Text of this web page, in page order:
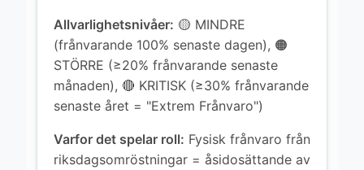
Allvarlighetsnivåer: 🟡 MINDRE
(frånvarande 100% senaste dagen), 🟠
STÖRRE (≥20% frånvarande senaste
månaden), 🔴 KRITISK (≥30% frånvarande
senaste året = "Extrem Frånvaro")
Varfor det spelar roll: Fysisk frånvaro från
riksdagsomröstningar = åsidosättande av